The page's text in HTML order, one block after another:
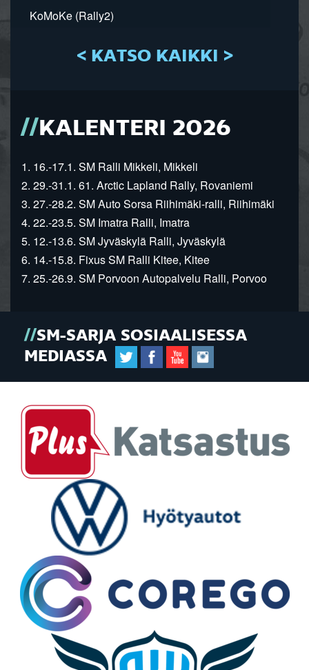
KoMoKe (Rally2)
< KATSO KAIKKI >
KALENTERI 2026
1. 16.-17.1. SM Ralli Mikkeli, Mikkeli
2. 29.-31.1. 61. Arctic Lapland Rally, Rovaniemi
3. 27.-28.2. SM Auto Sorsa Riihimäki-ralli, Riihimäki
4. 22.-23.5. SM Imatra Ralli, Imatra
5. 12.-13.6. SM Jyväskylä Ralli, Jyväskylä
6. 14.-15.8. Fixus SM Ralli Kitee, Kitee
7. 25.-26.9. SM Porvoon Autopalvelu Ralli, Porvoo
SM-SARJA SOSIAALISESSA
MEDIASSA